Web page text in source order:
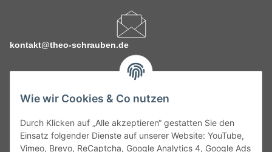
Wie wir Cookies & Co nutzen
Durch Klicken auf „Alle akzeptieren“ gestatten Sie den
Einsatz folgender Dienste auf unserer Website: YouTube,
Vimeo, Brevo, ReCaptcha, Google Analytics 4, Google Ads
kontakt@theo-schrauben.de
Service